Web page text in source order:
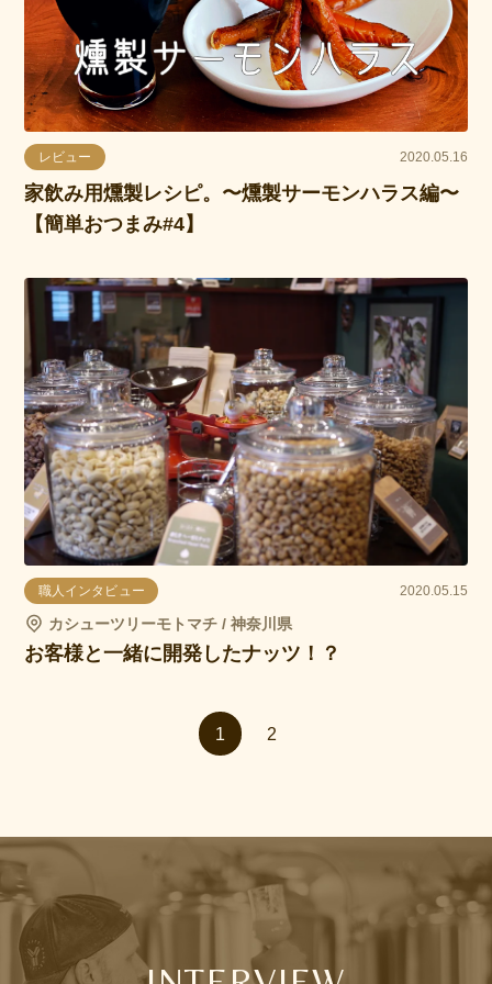
レビュー 2020.05.16
家飲み用燻製レシピ。〜燻製サーモンハラス編〜
【簡単おつまみ#4】
職人インタビュー 2020.05.15
カシューツリーモトマチ / 神奈川県
お客様と一緒に開発したナッツ！？
1 2